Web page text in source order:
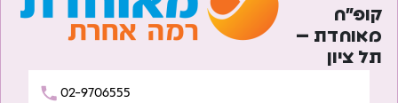
קופ”ח
מאוחדת –
תל ציון
02-9706555